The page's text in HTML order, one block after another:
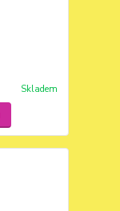
Skladem